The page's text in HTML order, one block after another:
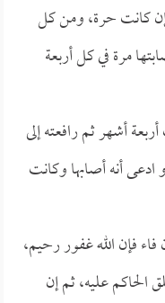
إن كانت حرة، ومن كل
مرة في كل أربعة
أشهر ثم رافعته إلى
ادعى أنه أصابها وكانت
فاء فإن الله غفور رحيم،
الحاكم عليه، ثم إن